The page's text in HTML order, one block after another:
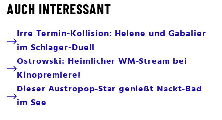
AUCH INTERESSANT
Irre Termin-Kollision: Helene und Gabalier
im Schlager-Duell
Ostrowski: Heimlicher WM-Stream bei
Kinopremiere!
Dieser Austropop-Star genießt Nackt-Bad
im See